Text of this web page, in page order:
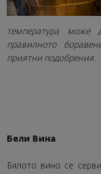
температура
правилното
приятни подобрения.
Бели Вина
Бялото вино се